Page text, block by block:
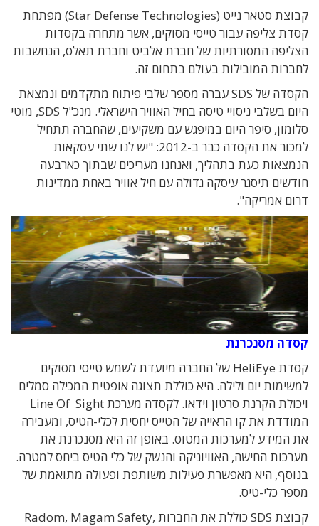
קבוצת סטאר נייט (Star Defense Technologies) מפתחת
קסדת צליפה עבור טייסי מסוקים, אשר מתחרה בקסדות
הצליפה המסורתיות של חברת אלביט וחברת תאלס, הנחשבות
לחברות המובילות בעולם בתחום זה.
הקסדה של SDS עברה מספר שלבי פיתוח מתקדמים ונמצאת
היום בשלבי ניסויי טיסה בחיל האוויר הישראלי. מנכ"ל SDS, מוטי
סלומון, סיפר היום במיפגש עם משקיעים, שהחברה תתחיל
למכור את הקסדה כבר ב-2012: "יש לנו שתי עסקאות
הנמצאות כעת בתהליך, ואנחנו מעריכים שבתוך כארבעה
חודשים תיסגר עיסקה גדולה עם חיל אוויר באחת ממדינות
דרום אמריקה".
קסדה מסנכרנת
קסדת HeliEye של החברה מיועדת לשמש טייסי מסוקים
למשימות יום ולילה. היא כוללת תצוגה אופטית המכילה סמלים
ויכולת הקרנת סרטון וידאו. לקסדה מערכת Line Of Sight
המודדת את קו הראייה של הטייס יחסית לכלי-הטיס, ומעבירה
את המידע למערכות המטוס. באופן זה היא מסנכרנת את
מערכות החישה, האוויוניקה והנשק של כלי הטיס ביחס למטרה.
בנוסף, היא מאפשרת פעילות משותפת ופעולה מתואמת של
מספר כלי-טיס.
קבוצת SDS כוללת את החברות Radom, Magam Safety,